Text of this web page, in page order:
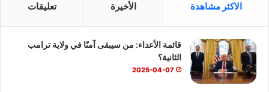
و
ك
T
u
ا
ب
الاكثر مشاهدة الأخيرة تعليقات
قائمة الأعداء: من سيبقى آمنًا في ولاية ترامب
الثانية؟
2025-04-07